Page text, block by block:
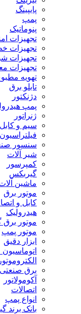
پایپینگ
پمپ
پنوماتیک
تجهیزات
تجهیزات
تجهیزات
تجهیزات
تهویه
تابلو برق
دژنکتور
پمپ
ژنراتور
سیم و کابل
سنسور
شیر آلات
کمپرسور
گیربکس
ماشین
موتور برق
کابل و
هیدرولیک
موتور برق
موتور پمپ
ابزار دقیق
الکتروموتور
برق صنعتی
آکومولاتور
اتصالات
انواع پمپ
بانک برند